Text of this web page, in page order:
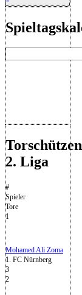
Torschützen
2. Liga
#
Spieler
Tore
1
Mohamed Ali Zoma
1. FC Nürnberg
3
2